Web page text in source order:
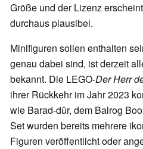
Größe und der Lizenz
durchaus plausibel.
Minifiguren sollen enthalten
genau dabei sind, ist derzeit
bekannt. Die LEGO-Der Herr
ihrer Rückkehr im Jahr 2023
wie Barad-dûr, dem Balrog
Set wurden bereits mehrere
Figuren veröffentlicht oder